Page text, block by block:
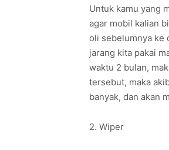
Untuk kamu yang
agar mobil kalian
oli sebelumnya ke
jarang kita pakai
waktu 2 bulan,
tersebut, maka
banyak, dan akan
2. Wiper